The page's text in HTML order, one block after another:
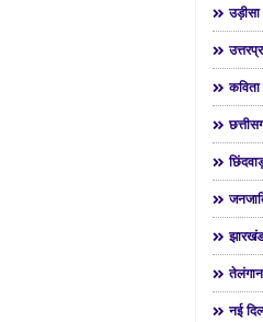
उड़ीसा
झारखंड
नई